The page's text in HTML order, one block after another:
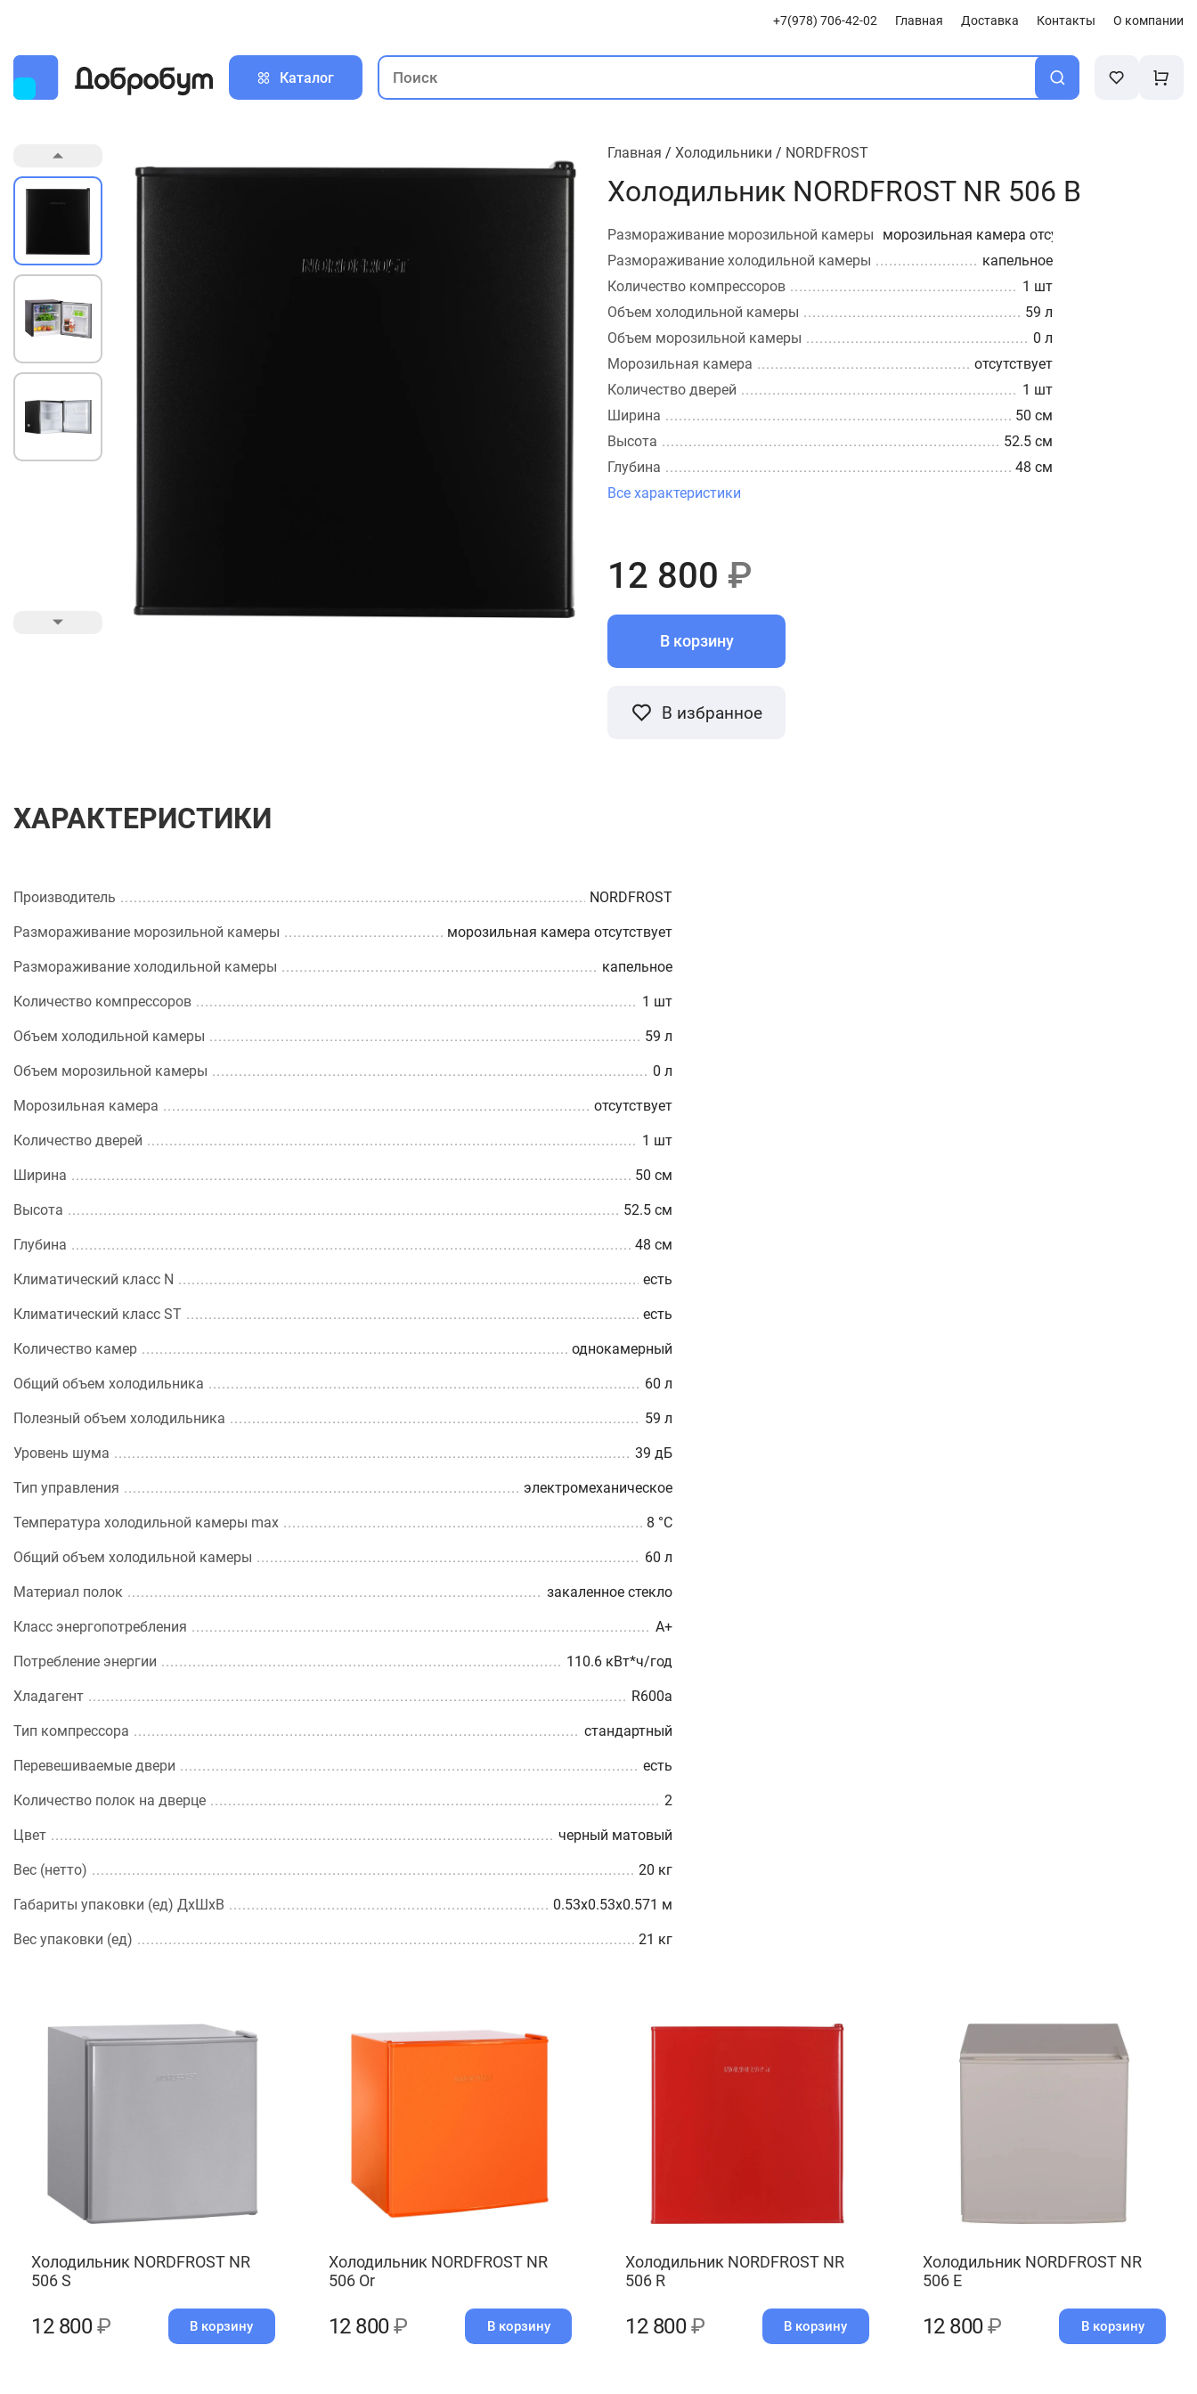
+7(978) 706-42-02 Главная Доставка Контакты О компании
Каталог
Главная / Холодильники / NORDFROST
Холодильник NORDFROST NR 506 B
Размораживание морозильной камеры
морозильная камера отсутствует
Размораживание холодильной камеры
капельное
Количество компрессоров
1 шт
Объем холодильной камеры
59 л
Объем морозильной камеры
0 л
Морозильная камера
отсутствует
Количество дверей
1 шт
Ширина
50 см
Высота
52.5 см
Глубина
48 см
Все характеристики
12 800 ₽
В корзину
В избранное
ХАРАКТЕРИСТИКИ
Производитель NORDFROST
Размораживание морозильной камеры морозильная камера отсутствует
Размораживание холодильной камеры капельное
Количество компрессоров 1 шт
Объем холодильной камеры 59 л
Объем морозильной камеры 0 л
Морозильная камера отсутствует
Количество дверей 1 шт
Ширина 50 см
Высота 52.5 см
Глубина 48 см
Климатический класс N есть
Климатический класс ST есть
Количество камер однокамерный
Общий объем холодильника 60 л
Полезный объем холодильника 59 л
Уровень шума 39 дБ
Тип управления электромеханическое
Температура холодильной камеры max 8 °С
Общий объем холодильной камеры 60 л
Материал полок закаленное стекло
Класс энергопотребления A+
Потребление энергии 110.6 кВт*ч/год
Хладагент R600a
Тип компрессора стандартный
Перевешиваемые двери есть
Количество полок на дверце 2
Цвет черный матовый
Вес (нетто) 20 кг
Габариты упаковки (ед) ДхШхВ 0.53x0.53x0.571 м
Вес упаковки (ед) 21 кг
Холодильник NORDFROST NR
506 S
12 800₽ В корзину
Холодильник NORDFROST NR
506 Or
12 800₽ В корзину
Холодильник NORDFROST NR
506 R
12 800₽ В корзину
Холодильник NORDFROST NR
506 E
12 800₽ В корзину